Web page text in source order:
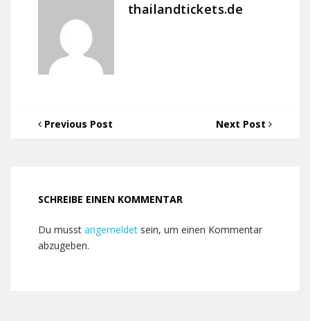
thailandtickets.de
Previous Post Next Post
SCHREIBE EINEN KOMMENTAR
Du musst angemeldet sein, um einen Kommentar
abzugeben.